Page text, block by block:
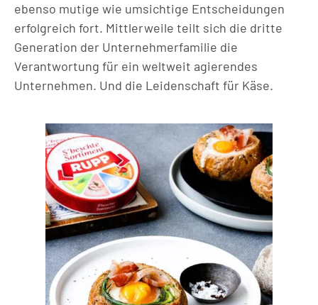
ebenso mutige wie umsichtige Entscheidungen
erfolgreich fort. Mittlerweile teilt sich die dritte
Generation der Unternehmerfamilie die
Verantwortung für ein weltweit agierendes
Unternehmen. Und die Leidenschaft für Käse.